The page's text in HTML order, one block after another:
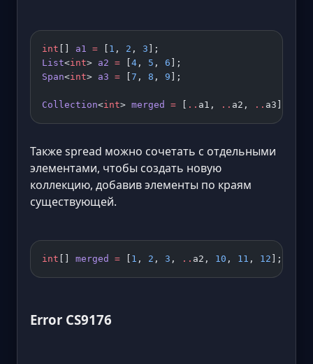
int [] a1 = [ 1 , 2 , 3 ];
List<int> a2 = [4 , 5 , 6 ];
Span<int> a3 = [7 , 8 , 9 ];
Collection<int> merged = [ .. a1, .. a2, .. a3];
Также spread можно сочетать с отдельными
элементами, чтобы создать новую
коллекцию, добавив элементы по краям
существующей.
int [] merged = [ 1 , 2 , 3 , .. a2, 10 , 11 , 12 ];
Error CS9176